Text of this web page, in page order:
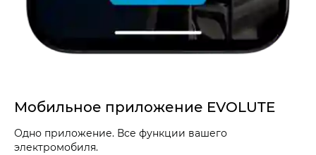
Мобильное приложение EVOLUTE
Одно приложение. Все функции вашего
электромобиля.